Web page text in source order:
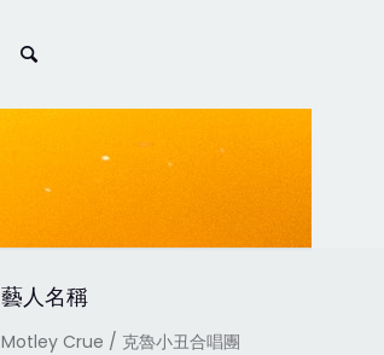
藝人名稱
Motley Crue / 克魯小丑合唱團